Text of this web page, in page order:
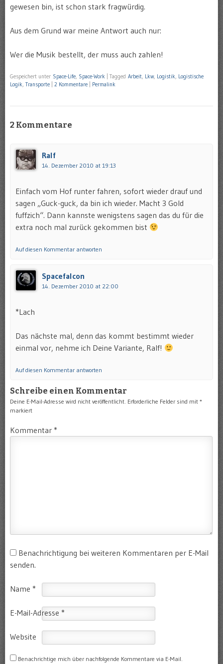
gewesen bin, ist schon stark fragwürdig.
Aus dem Grund war meine Antwort auch nur:
Wer die Musik bestellt, der muss auch zahlen!
Gespeichert unter Space-Life, Space-Work Tagged Arbeit, Lkw, Logistik, Logistische
Logik, Transporte 2 Kommentare Permalink
2 Kommentare
Ralf
14. Dezember 2010 at 19:13
Einfach vom Hof runter fahren, sofort wieder drauf und
sagen „Guck-guck, da bin ich wieder. Macht 3 Gold
fuffzich“. Dann kannste wenigstens sagen das du für die
extra noch mal zurück gekommen bist
Auf diesen Kommentar antworten
Spacefalcon
14. Dezember 2010 at 22:00
*Lach
Das nächste mal, denn das kommt bestimmt wieder
einmal vor, nehme ich Deine Variante, Ralf!
Auf diesen Kommentar antworten
Schreibe einen Kommentar
Deine E-Mail-Adresse wird nicht veröffentlicht. Erforderliche Felder sind mit *
markiert
Kommentar *
Benachrichtigung bei weiteren Kommentaren per E-Mail
senden.
Name *
E-Mail-Adresse *
Website
Benachrichtige mich über nachfolgende Kommentare via E-Mail.